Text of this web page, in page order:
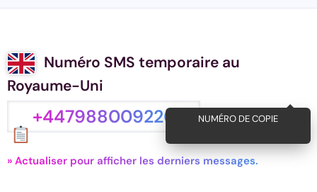
Numéro SMS temporaire au
Royaume-Uni
+447988009226 NUMÉRO DE COPIE
» Actualiser pour afficher les derniers messages.